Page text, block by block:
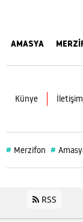
AMASYA
Künye İletişim
# Merzifon #
RSS